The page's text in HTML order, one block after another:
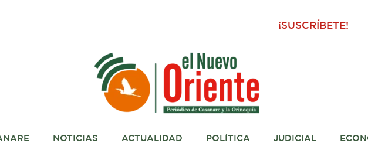
¡SUSCRÍBETE!
NOTICIAS ACTUALIDAD POLÍTICA JUDICIAL